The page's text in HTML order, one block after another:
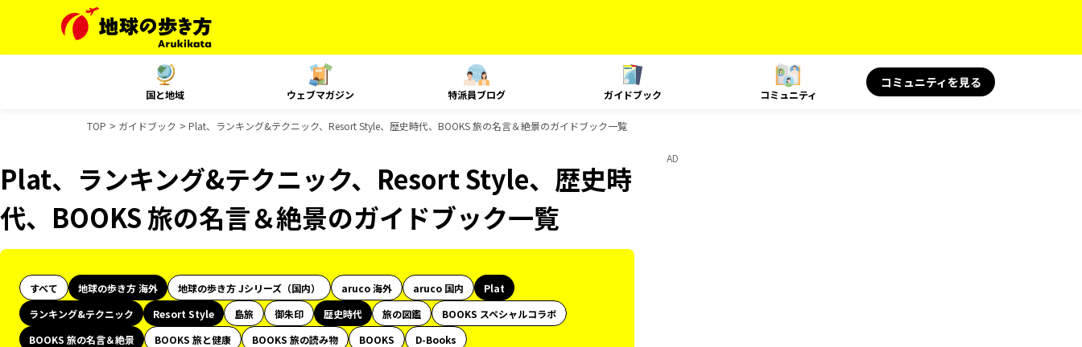
国と地域 ウェブマガジン 特派員ブログ ガイドブック コミュニティ
コミュニティを見る
TOP ガイドブック Plat、ランキング&テクニック、Resort Style、歴史時代、BOOKS 旅の名言＆絶景のガイドブック一覧
Plat、ランキング&テクニック、Resort Style、歴史時
代、BOOKS 旅の名言＆絶景のガイドブック一覧
すべて 地球の歩き方 海外 地球の歩き方 Jシリーズ（国内） aruco 海外 aruco 国内
Plat
ランキング&テクニック
Resort Style 島旅 御朱印 歴史時代 旅の図鑑
BOOKS スペシャルコラボ
BOOKS 旅の名言＆絶景
BOOKS 旅と健康 BOOKS 旅の読み物 BOOKS
D-Books
AD